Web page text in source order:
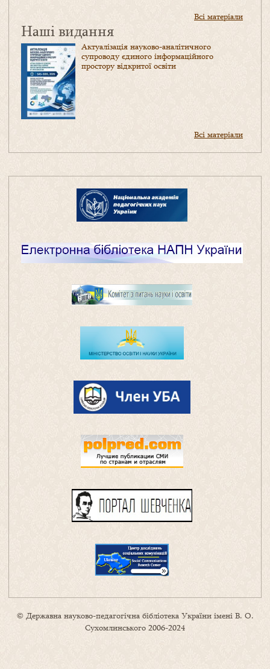
Всі матеріали
Наші видання
Актуалізація науково-аналітичного
супроводу єдиного інформаційного
простору відкритої освіти
Всі матеріали
© Державна науково-педагогічна бібліотека України імені В. О.
Сухомлинського 2006-2024